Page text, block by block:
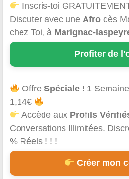
Inscris-toi
Discuter avec une Afrodès
chez Toi, à Marignac-
Profiter de
OffreSpéciale ! 1
1,14€
Accède aux Profils
Conversations Illimitées.
% Réels ! ! !
Créer mon